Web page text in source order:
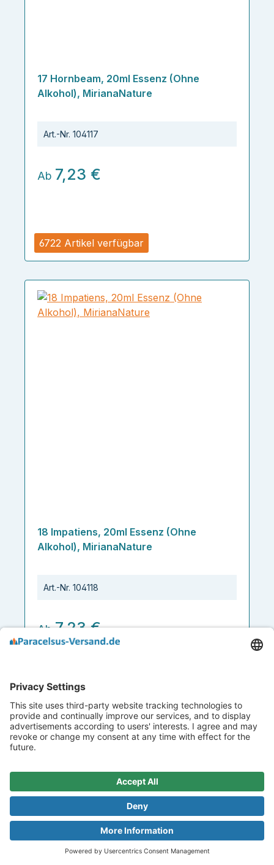
6722 Artikel verfügbar
17 Hornbeam, 20ml Essenz (Ohne
Alkohol), MirianaNature
Art.-Nr. 104117
Ab 7,23 €
6814 Artikel verfügbar
18 Impatiens, 20ml Essenz (Ohne
Alkohol), MirianaNature
Art.-Nr. 104118
Ab7,23 €